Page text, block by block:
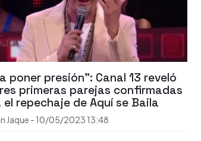
poner presión": Canal 13 reveló
primeras parejas confirmadas
el repechaje de Aquí se Baila
Jaque - 10/05/2023 13:48